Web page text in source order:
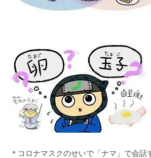
＊コロナマスクのせいで「ナマ」で会話